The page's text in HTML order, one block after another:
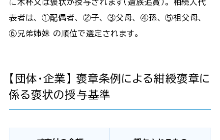
に木杯又は褒状が授与されます（遺族追賞）。 相続人代
表者は、 ①配偶者、 ②子、 ③父母、 ④孫、 ⑤祖父母、
⑥兄弟姉妹 の順位で選定されます。
【団体・企業】 褒章条例による紺綬褒章に
係る褒状の授与基準